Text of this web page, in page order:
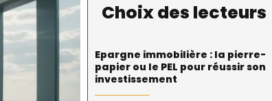
Choix des lecteurs
Epargne immobilière : la pierre-
papier ou le PEL pour réussir son
investissement